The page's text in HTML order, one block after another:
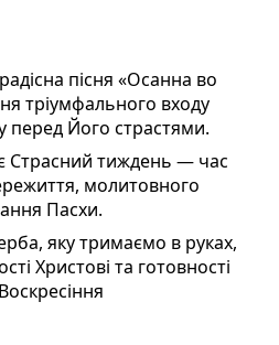
пісня «Осанна во
тріумфального входу
перед Його страстями.
Страсний тиждень — час
молитовного
Пасхи.
яку тримаємо в руках,
Христові та готовності